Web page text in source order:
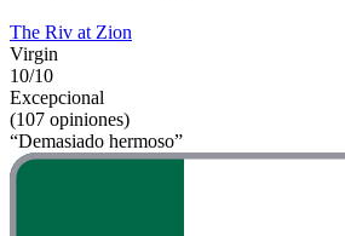
The Riv at Zion
Virgin
10/10
Excepcional
(107 opiniones)
“Demasiado hermoso”